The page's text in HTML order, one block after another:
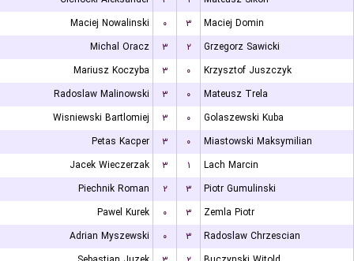
Maciej Nowalinski
۰ ۳
Maciej Domin
Michal Oracz
۳ ۲
Grzegorz Sawicki
Mariusz Koczyba
۳ ۰
Krzysztof Juszczyk
Radoslaw Malinowski
۳ ۰
Mateusz Trela
Wisniewski Bartlomiej
۳ ۰
Golaszewski Kuba
Petas Kacper
۳ ۰
Miastowski Maksymilian
Jacek Wieczerzak
۳ ۱
Lach Marcin
Piechnik Roman
۲ ۳
Piotr Gumulinski
Pawel Kurek
۰ ۳
Zemla Piotr
Adrian Myszewski
۰ ۳
Radoslaw Chrzescian